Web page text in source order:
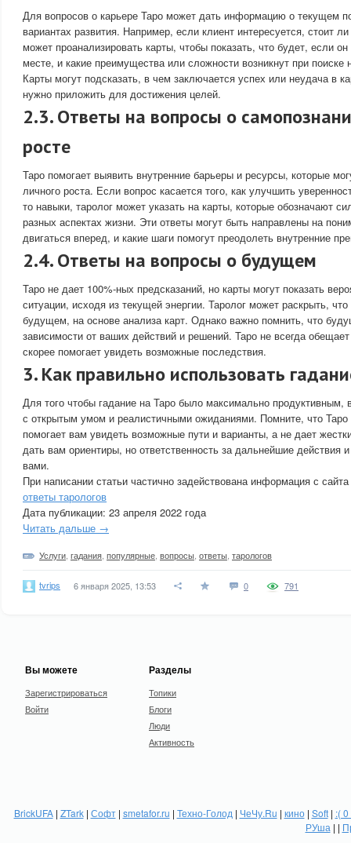
Для вопросов о карьере Таро может дать информацию о текущем
вариантах развития. Например, если клиент интересуется, стоит
может проанализировать карты, чтобы показать, что будет, если
месте, и какие преимущества или сложности возникнут при поиске
Карты могут подсказать, в чем заключается успех или неудача в
нужно приложить для достижения целей.
2.3. Ответы на вопросы о
росте
Таро помогает выявить внутренние барьеры и ресурсы, которые
личного роста. Если вопрос касается того, как улучшить
то навыки, таролог может указать на карты, которые обозначают
разных аспектах жизни. Эти ответы могут быть направлены на
двигаться вперед, и какие шаги помогут преодолеть внутренние
2.4. Ответы на вопросы о будущем
Таро не дает 100%-ных предсказаний, но карты могут показать
ситуации, исходя из текущей энергии. Таролог может раскрыть,
будущем, на основе анализа карт. Однако важно помнить, что
зависимости от ваших действий и решений. Таро не всегда
скорее помогает увидеть возможные последствия.
3. Как правильно использовать
Для того чтобы гадание на Таро было максимально продуктивным,
с открытым умом и реалистичными ожиданиями. Помните, что
помогает вам увидеть возможные пути и варианты, а не дает
дать вам ориентиры, но ответственность за дальнейшие действия
вами.
При написании статьи частично задействована информация с
ответы тарологов
Дата публикации: 23 апреля 2022 года
Читать дальше →
Услуги гадания популярные вопросы ответы тарологов
tvrips 6 января 2025, 13:53 0 791
Вы можете
Зарегистрироваться
Войти
Разделы
Топики
Блоги
Люди
Активность
BrickUFA| ZTark| Софт| smetafor.ru | Техно-Голод | ЧеЧу.Ru | кино| Soft| :(
РУша | |